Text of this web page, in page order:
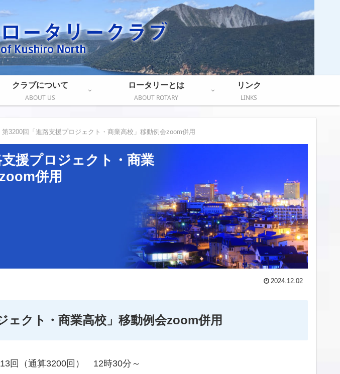
クラブについて
ABOUT US
ロータリーとは
ABOUT ROTARY
リンク
LINKS
第3200回「進路支援プロジェクト・商業高校」移動例会zoom併用
援プロジェクト・商業
併用
2024.12.02
ェクト・商業高校」移動例会zoom併用
回（通算3200回） 12時30分～